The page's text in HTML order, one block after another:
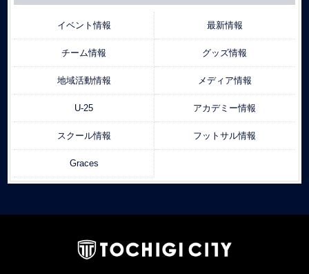
イベント情報 最新情報
チーム情報 グッズ情報
地域活動情報 メディア情報
U-25 アカデミー情報
スクール情報 フットサル情報
Graces